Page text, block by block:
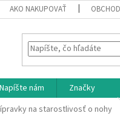
AKO NAKUPOVAŤ
Napíšte nám
Značky
na starostlivosť o nohy